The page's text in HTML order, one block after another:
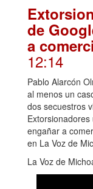
de
a
12:14
Pablo Alarcón
al menos un
dos secuestros
engañar a
en La Voz de
La Voz de